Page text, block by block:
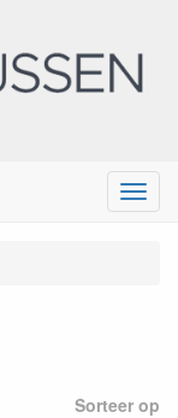
Menu
Sorteer op